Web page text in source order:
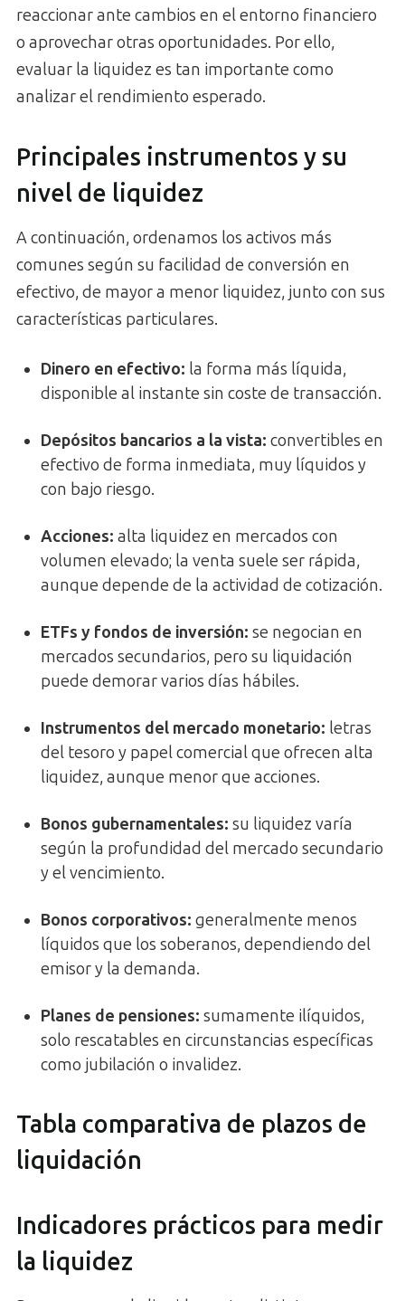
reaccionar ante cambios en el entorno financiero
o aprovechar otras oportunidades. Por ello,
evaluar la liquidez es tan importante como
analizar el rendimiento esperado.
Principales instrumentos y su
nivel de liquidez
A continuación, ordenamos los activos más
comunes según su facilidad de conversión en
efectivo, de mayor a menor liquidez, junto con sus
características particulares.
Dinero en efectivo: la forma más líquida,
disponible al instante sin coste de transacción.
Depósitos bancarios a la vista: convertibles en
efectivo de forma inmediata, muy líquidos y
con bajo riesgo.
Acciones: alta liquidez en mercados con
volumen elevado; la venta suele ser rápida,
aunque depende de la actividad de cotización.
ETFs y fondos de inversión: se negocian en
mercados secundarios, pero su liquidación
puede demorar varios días hábiles.
Instrumentos del mercado monetario: letras
del tesoro y papel comercial que ofrecen alta
liquidez, aunque menor que acciones.
Bonos gubernamentales: su liquidez varía
según la profundidad del mercado secundario
y el vencimiento.
Bonos corporativos: generalmente menos
líquidos que los soberanos, dependiendo del
emisor y la demanda.
Planes de pensiones: sumamente ilíquidos,
solo rescatables en circunstancias específicas
como jubilación o invalidez.
Tabla comparativa de plazos de
liquidación
Indicadores prácticos para medir
la liquidez